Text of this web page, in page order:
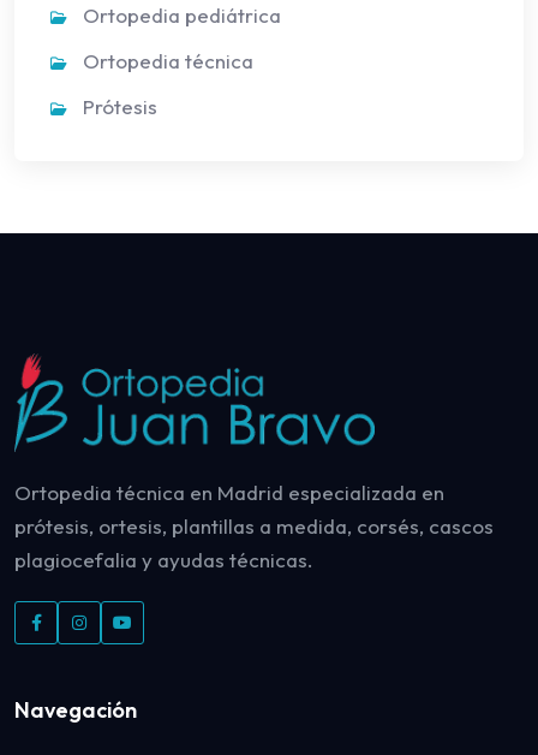
Ortopedia pediátrica
Ortopedia técnica
Prótesis
Ortopedia técnica en Madrid especializada en
prótesis, ortesis, plantillas a medida, corsés, cascos
plagiocefalia y ayudas técnicas.
Navegación